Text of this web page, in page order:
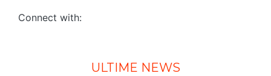
Connect with:
ULTIME NEWS